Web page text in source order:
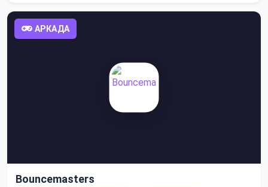
АРКАДА
Bouncemasters